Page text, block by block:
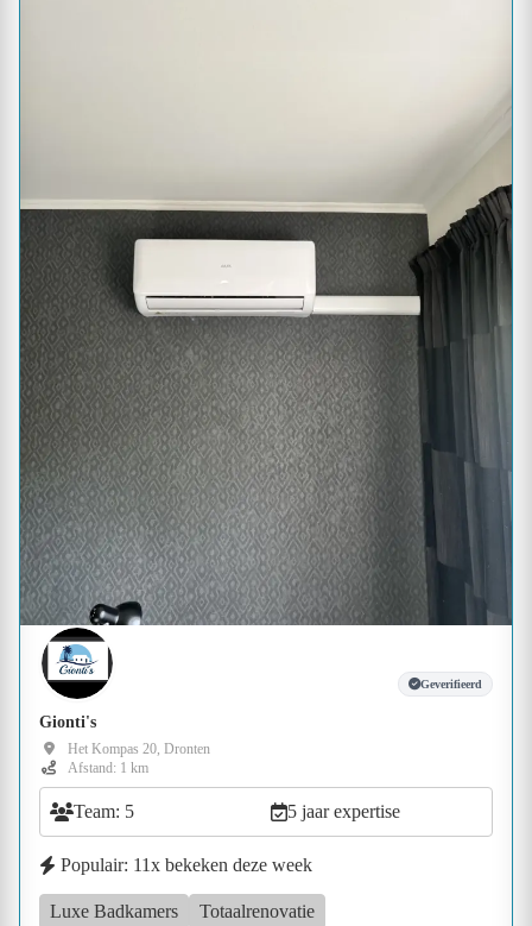
Geverifieerd
Gionti's
Het Kompas 20, Dronten
Afstand: 1 km
Team: 5 5 jaar expertise
Populair: 11x bekeken deze week
Luxe Badkamers
Totaalrenovatie